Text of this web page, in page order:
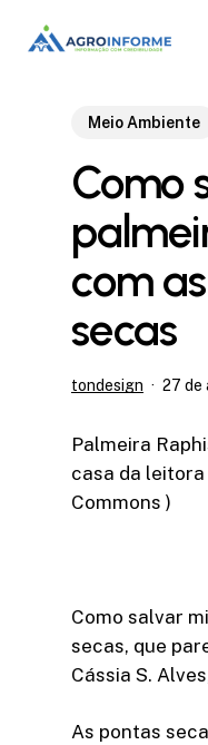
Meio Ambiente
Como
com
secas
tondesign 27 de
Palmeira
casa da leitora
Commons )
Como salvar
secas, que
Cássia S.
As pontas